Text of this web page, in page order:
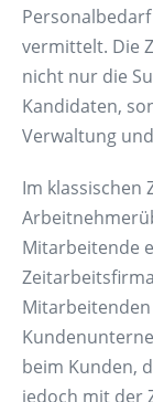
vermittelt. Die
nicht nur die
Kandidaten,
Verwaltung
Im klassischen
Mitarbeitende
beim Kunden,
jedoch mit der